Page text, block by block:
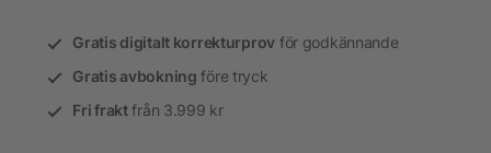
Gratis digitalt korrekturprov för godkännande
Gratis avbokning före tryck
Fri fraktfrån 3.999 kr